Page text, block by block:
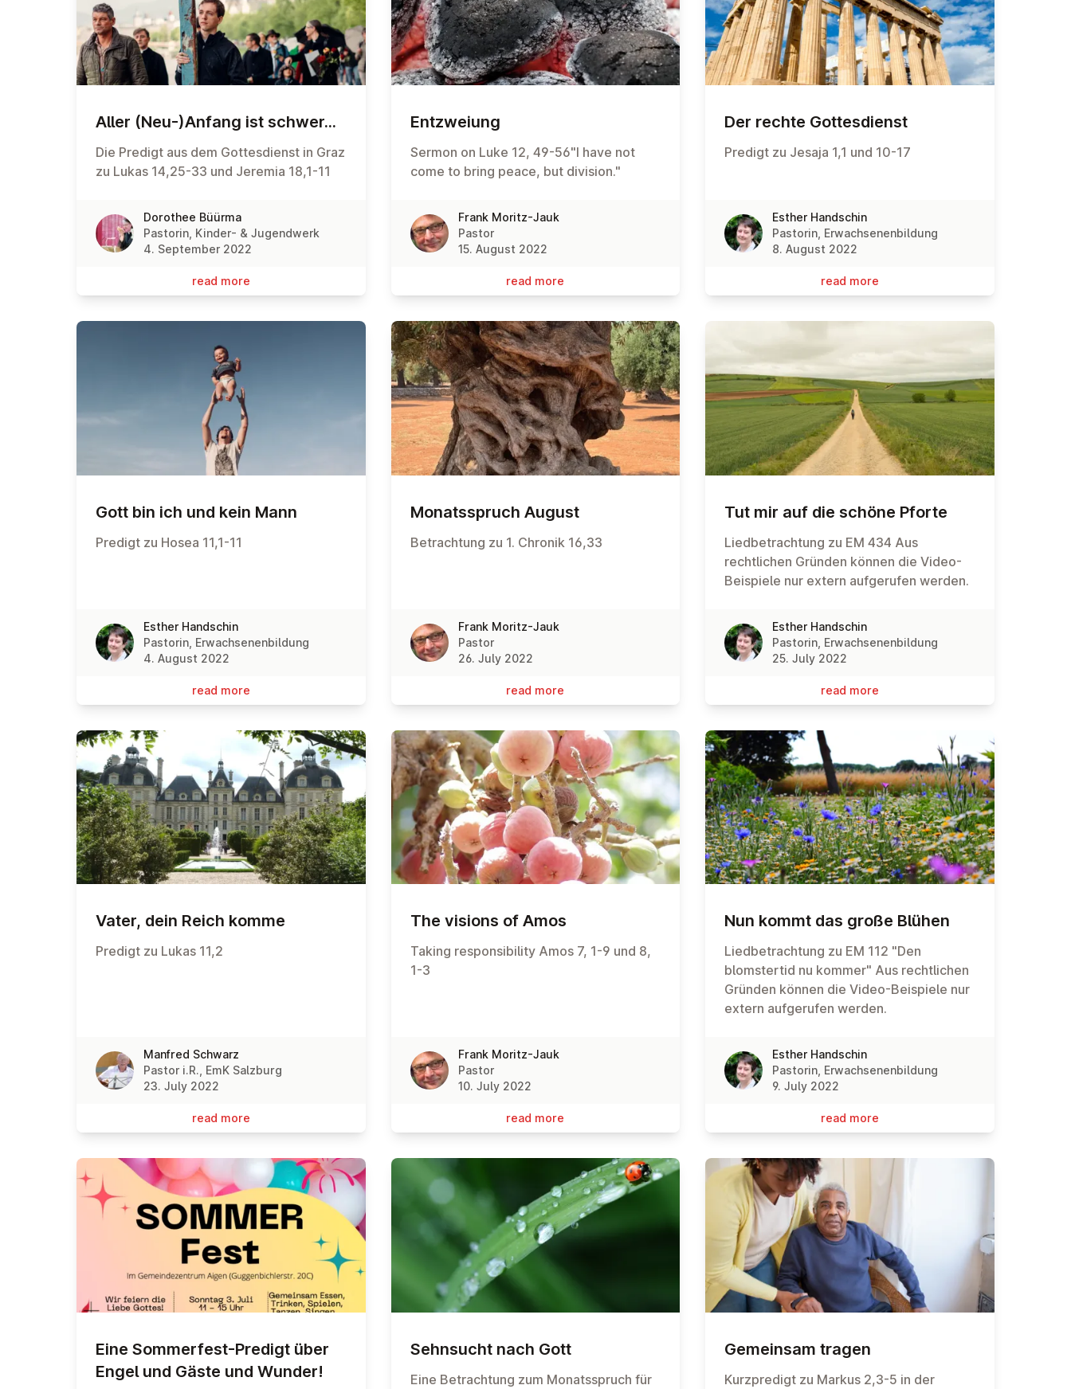
Aller (Neu-)Anfang ist schwer...
Die Predigt aus dem Gottesdienst in Graz
zu Lukas 14,25-33 und Jeremia 18,1-11
Dorothee Büürma
Pastorin, Kinder- & Jugendwerk
4. September 2022
read more
Entz­wei­ung
Sermon on Luke 12, 49-56"I have not
come to bring peace, but division."
Frank Moritz-Jauk
Pastor
15. August 2022
read more
Der rechte Gottes­di­enst
Predigt zu Jesaja 1,1 und 10-17
Esther Handschin
Pastorin, Erwachsenenbildung
8. August 2022
read more
Gott bin ich und kein Mann
Predigt zu Hosea 11,1-11
Esther Handschin
Pastorin, Erwachsenenbildung
4. August 2022
read more
Mon­atss­pruch August
Betrachtung zu 1. Chronik 16,33
Frank Moritz-Jauk
Pastor
26. July 2022
read more
Tut mir auf die schöne Pforte
Liedbetrachtung zu EM 434 Aus
rechtlichen Gründen können die Video-
Beispiele nur extern aufgerufen werden.
Esther Handschin
Pastorin, Erwachsenenbildung
25. July 2022
read more
Vater, dein Reich komme
Predigt zu Lukas 11,2
Manfred Schwarz
Pastor i.R., EmK Salzburg
23. July 2022
read more
The visions of Amos
Taking responsibility Amos 7, 1-9 und 8,
1-3
Frank Moritz-Jauk
Pastor
10. July 2022
read more
Nun kommt das große Blühen
Liedbetrachtung zu EM 112 "Den
blomstertid nu kommer" Aus rechtlichen
Gründen können die Video-Beispiele nur
extern aufgerufen werden.
Esther Handschin
Pastorin, Erwachsenenbildung
9. July 2022
read more
Eine Som­mer­fest-Predigt über
Engel und Gäste und Wunder!
Sehnsucht nach Gott
Eine Betrachtung zum Monatsspruch für
Gemeinsam tragen
Kurzpredigt zu Markus 2,3-5 in der